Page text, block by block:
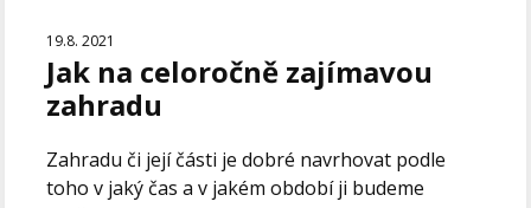
19.8. 2021
Jak na celoročně zajímavou
zahradu
Zahradu či její části je dobré navrhovat podle
toho v jaký čas a v jakém období ji budeme